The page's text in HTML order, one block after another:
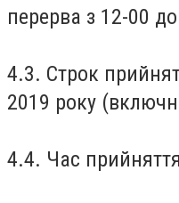
перерва з 12-00
4.3. Строк
2019 року
4.4. Час